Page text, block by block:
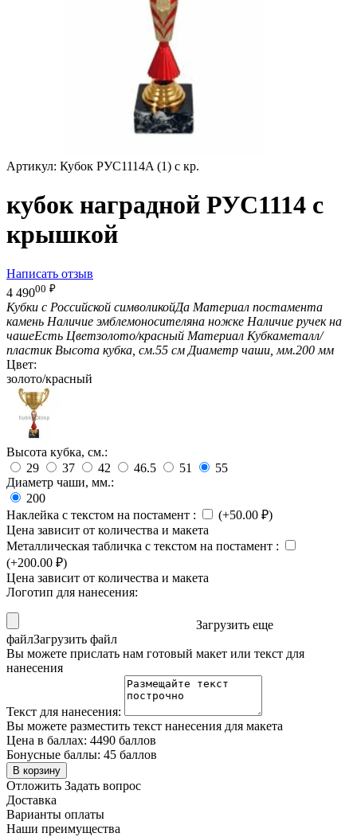
Артикул: Кубок РУС1114A (1) с кр.
кубок наградной РУС1114 с
крышкой
Написать отзыв
4 49000 ₽
Кубки с Российской символикойДа Материал постамента
камень Наличие эмблемоносителяна ножке Наличие ручек на
чашеЕсть Цветзолото/красный Материал Кубкаметалл/
пластик Высота кубка, см.55 см Диаметр чаши, мм.200 мм
Цвет:
золото/красный
Высота кубка, см.:
29
37 42 46.5 51
55
Диаметр чаши, мм.:
200
Наклейка с текстом на постамент : (+50.00 ₽)
Цена зависит от количества и макета
Металлическая табличка с текстом на постамент :
(+200.00 ₽)
Цена зависит от количества и макета
Логотип для нанесения:
Загрузить еще
файлЗагрузить файл
Вы можете прислать нам готовый макет или текст для
нанесения
Текст для нанесения:
Вы можете разместить текст нанесения для макета
Цена в баллах: 4490 баллов
Бонусные баллы: 45 баллов
В корзину
Отложить Задать вопрос
Доставка
Варианты оплаты
Наши преимущества